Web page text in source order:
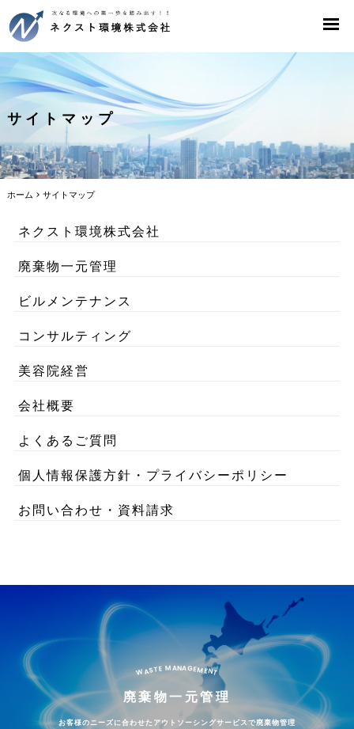
サイトマップ
ホーム > サイトマップ
ネクスト環境株式会社
廃棄物一元管理
ビルメンテナンス
コンサルティング
美容院経営
会社概要
よくあるご質問
個人情報保護方針・プライバシーポリシー
お問い合わせ・資料請求
WASTE MANAGEMENT
廃棄物一元管理
お客様のニーズに合わせたアウトソーシングサービスで廃棄物管理